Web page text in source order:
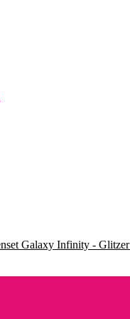
Galaxy Infinity - Glitzer